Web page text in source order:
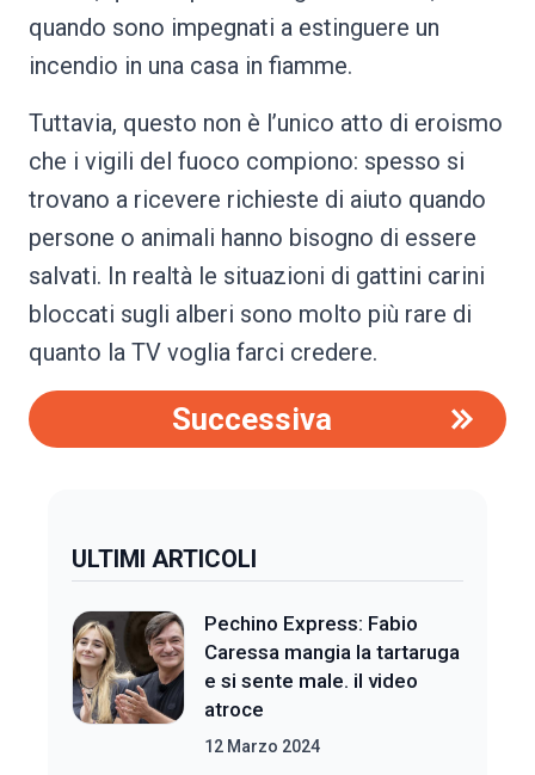
quando sono impegnati a estinguere un
incendio in una casa in fiamme.
Tuttavia, questo non è l’unico atto di eroismo
che i vigili del fuoco compiono: spesso si
trovano a ricevere richieste di aiuto quando
persone o animali hanno bisogno di essere
salvati. In realtà le situazioni di gattini carini
bloccati sugli alberi sono molto più rare di
quanto la TV voglia farci credere.
Successiva
ULTIMI ARTICOLI
Pechino Express: Fabio
Caressa mangia la tartaruga
e si sente male. il video
atroce
12 Marzo 2024